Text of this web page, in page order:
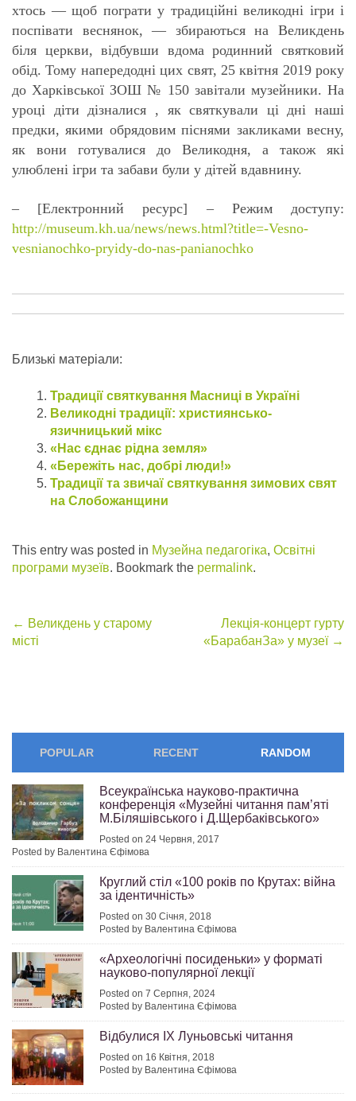
хтось — щоб пограти у традиційні великодні ігри і
поспівати веснянок, — збираються на Великдень
біля церкви, відбувши вдома родинний святковий
обід. Тому напередодні цих свят, 25 квітня 2019 року
до Харківської ЗОШ № 150 завітали музейники. На
уроці діти дізналися , як святкували ці дні наші
предки, якими обрядовим піснями закликами весну,
як вони готувалися до Великодня, а також які
улюблені ігри та забави були у дітей вдавнину.
– [Електронний ресурс] – Режим доступу:
http://museum.kh.ua/news/news.html?title=-Vesno-
vesnianochko-pryidy-do-nas-panianochko
Близькі матеріали:
Традиції святкування Масниці в Україні
Великодні традиції: християнсько-
язичницький мікс
«Нас єднає рідна земля»
«Бережіть нас, добрі люди!»
Традиції та звичаї святкування зимових свят
на Слобожанщини
This entry was posted in Музейна педагогіка, Освітні
програми музеїв. Bookmark the permalink.
Post
← Великдень у старому
місті
Лекція-концерт гурту
«БарабанЗа» у музеї →
POPULAR RECENT RANDOM
Всеукраїнська науково-практична
конференція «Музейні читання пам’яті
М.Біляшівського і Д.Щербаківського»
Posted on 24 Червня, 2017
Posted by Валентина Єфімова
Круглий стіл «100 років по Крутах: війна
за ідентичність»
Posted on 30 Січня, 2018
Posted by Валентина Єфімова
«Археологічні посиденьки» у форматі
науково-популярної лекції
Posted on 7 Серпня, 2024
Posted by Валентина Єфімова
Відбулися ІХ Луньовські читання
Posted on 16 Квітня, 2018
Posted by Валентина Єфімова